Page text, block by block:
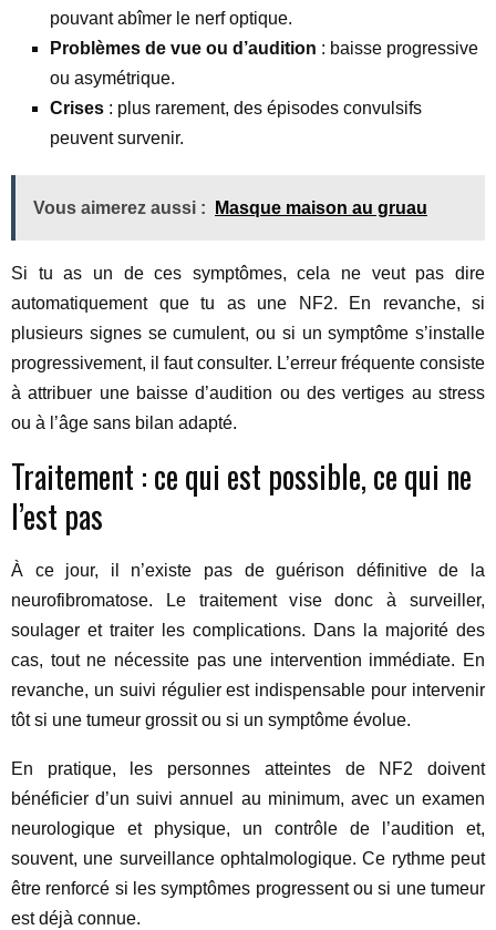
pouvant abîmer le nerf optique.
Problèmes de vue ou d’audition : baisse progressive
ou asymétrique.
Crises : plus rarement, des épisodes convulsifs
peuvent survenir.
Vous aimerez aussi : Masque maison au gruau
Si tu as un de ces symptômes, cela ne veut pas dire
automatiquement que tu as une NF2. En revanche, si
plusieurs signes se cumulent, ou si un symptôme s’installe
progressivement, il faut consulter. L’erreur fréquente consiste
à attribuer une baisse d’audition ou des vertiges au stress
ou à l’âge sans bilan adapté.
Traitement : ce qui est possible, ce qui ne
l’est pas
À ce jour, il n’existe pas de guérison définitive de la
neurofibromatose. Le traitement vise donc à surveiller,
soulager et traiter les complications. Dans la majorité des
cas, tout ne nécessite pas une intervention immédiate. En
revanche, un suivi régulier est indispensable pour intervenir
tôt si une tumeur grossit ou si un symptôme évolue.
En pratique, les personnes atteintes de NF2 doivent
bénéficier d’un suivi annuel au minimum, avec un examen
neurologique et physique, un contrôle de l’audition et,
souvent, une surveillance ophtalmologique. Ce rythme peut
être renforcé si les symptômes progressent ou si une tumeur
est déjà connue.